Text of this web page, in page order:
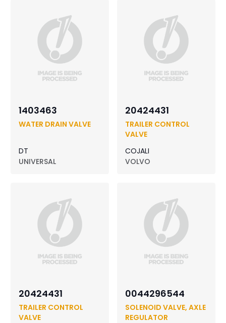
1403463
WATER DRAIN VALVE
DT
UNIVERSAL
20424431
TRAILER CONTROL
VALVE
COJALI
VOLVO
20424431
TRAILER CONTROL
VALVE
0044296544
SOLENOID VALVE, AXLE
REGULATOR